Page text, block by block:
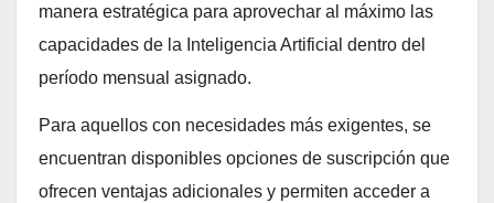
manera estratégica para aprovechar al máximo las
capacidades de la Inteligencia Artificial dentro del
período mensual asignado.
Para aquellos con necesidades más exigentes, se
encuentran disponibles opciones de suscripción que
ofrecen ventajas adicionales y permiten acceder a